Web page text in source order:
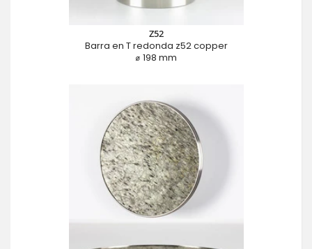
Z52
Barra en T redonda z52 copper
⌀ 198 mm